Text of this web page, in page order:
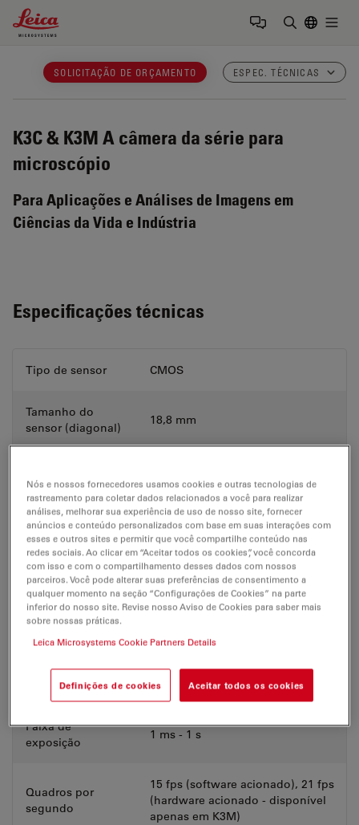
Leica Microsystems Logo
SOLICITAÇÃO DE ORÇAMENTO ESPEC. TÉCNICAS
K3C & K3M A câmera da série para
microscópio
Para Aplicações e Análises de Imagens em
Ciências da Vida e Indústria
Especificações técnicas
Tipo de sensor CMOS
Tamanho do
sensor (diagonal)
18,8 mm
sensor
3072 px x 2048 px
Dimensões do
pixel
2,4 μm x 2,4 μm
Modo do
obturador
Rolagem, redefinição global
Interface de dados USB 3
Interface mecânica C-mount
Faixa de
exposição
1 ms - 1 s
Quadros por
segundo
15 fps (software acionado), 21 fps
(hardware acionado - disponível
apenas em K3M)
Nós e nossos fornecedores usamos cookies e outras tecnologias de
rastreamento para coletar dados relacionados a você para realizar
análises, melhorar sua experiência de uso de nosso site, fornecer
anúncios e conteúdo personalizados com base em suas interações com
esses e outros sites e permitir que você compartilhe conteúdo nas
redes sociais. Ao clicar em “Aceitar todos os cookies”, você concorda
com isso e com o compartilhamento desses dados com nossos
parceiros. Você pode alterar suas preferências de consentimento a
qualquer momento na seção “Configurações de Cookies” na parte
inferior do nosso site. Revise nosso Aviso de Cookies para saber mais
sobre nossas práticas.
Leica Microsystems Cookie Partners Details
Definições de cookies Aceitar todos os cookies